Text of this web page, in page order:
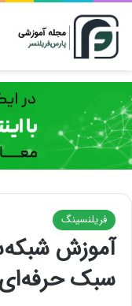
فریلنسینگ
آموزش
سبک